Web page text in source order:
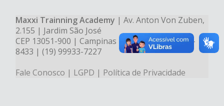
Maxxi Trainning Academy | Av. Anton Von Zuben,
2.155 | Jardim São José
CEP 13051-900 | Campinas - SP | Tel.: (19) 3728-
8433 | (19) 99933-7227
Fale Conosco | LGPD | Política de Privacidade